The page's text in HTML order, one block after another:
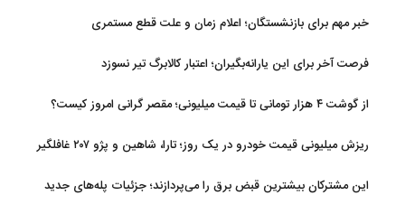
خبر مهم برای بازنشستگان؛ اعلام زمان و علت قطع مستمری
فرصت آخر برای این یارانه‌بگیران؛ اعتبار کالابرگ تیر نسوزد
از گوشت ۴ هزار تومانی تا قیمت میلیونی؛ مقصر گرانی امروز کیست؟
ریزش میلیونی قیمت خودرو در یک روز؛ تارا، شاهین و پژو ۲۰۷ غافلگیر
این مشترکان بیشترین قبض برق را می‌پردازند؛ جزئیات پله‌های جدید